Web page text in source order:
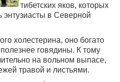
тибетских яков, которых
энтузиасты в Северной
холестерина, оно богато
говядины. К тому
на вольном выпасе,
травой и листьями.